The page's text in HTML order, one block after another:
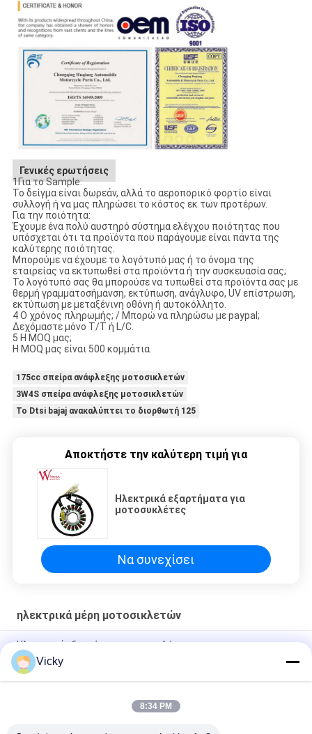
Γενικές ερωτήσεις
1Για το Sample:
Το δείγμα είναι δωρεάν, αλλά το αεροπορικό φορτίο είναι
συλλογή ή να μας πληρώσει το κόστος εκ των προτέρων.
Για την ποιότητα:
Έχουμε ένα πολύ αυστηρό σύστημα ελέγχου ποιότητας που
υπόσχεται ότι τα προϊόντα που παράγουμε είναι πάντα της
καλύτερης ποιότητας.
Μπορούμε να έχουμε το λογότυπό μας ή το όνομα της
εταιρείας να εκτυπωθεί στα προϊόντα ή την συσκευασία σας;
Το λογότυπό σας θα μπορούσε να τυπωθεί στα προϊόντα σας με
θερμή γραμματοσήμανση, εκτύπωση, ανάγλυφο, UV επίστρωση,
εκτύπωση με μεταξένινη οθόνη ή αυτοκόλλητο.
4 Ο χρόνος πληρωμής; / Μπορώ να πληρώσω με paypal;
Δεχόμαστε μόνο T/T ή L/C.
5 Η MOQ μας;
Η MOQ μας είναι 500 κομμάτια.
175cc σπείρα ανάφλεξης μοτοσικλετών
3W4S σπείρα ανάφλεξης μοτοσικλετών
Το Dtsi bajaj ανακαλύπτει το διορθωτή 125
Αποκτήστε την καλύτερη τιμή για
Ηλεκτρικά εξαρτήματα για
μοτοσυκλέτες
Να συνεχίσει
ηλεκτρικά μέρη μοτοσικλετών
Ηλεκτρικά εξαρτήματα μοτοσυκλέτας
Ηλεκτρικός σύνδεσμος αναμεταδότης μοτοσυκλέτας Kriss
100 για αγοραστές B2B Καλή απόδοση Άντρας 6,3mm
Ηλεκτρικό ρελέ διακόπτη μοτοσυκλέτας για NOUVO αρσενικό
Vicky
8:34 PM